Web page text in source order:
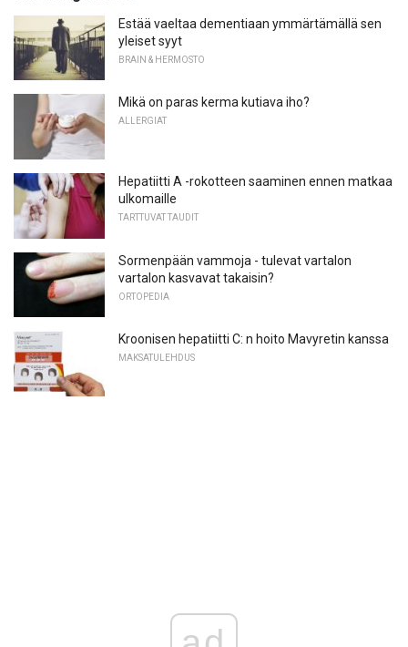
Estää vaeltaa dementiaan ymmärtämällä sen
yleiset syyt
BRAIN & HERMOSTO
Mikä on paras kerma kutiava iho?
ALLERGIAT
Hepatiitti A -rokotteen saaminen ennen matkaa
ulkomaille
TARTTUVAT TAUDIT
Sormenpään vammoja - tulevat vartalon
vartalon kasvavat takaisin?
ORTOPEDIA
Kroonisen hepatiitti C: n hoito Mavyretin kanssa
MAKSATULEHDUS